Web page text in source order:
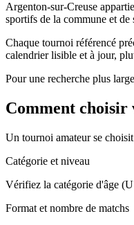
Argenton-sur-Creuse
sportifs de la commune et de
Chaque tournoi référencé
calendrier lisible et à jour,
Pour une recherche plus
Comment choisir
Un tournoi amateur se
Catégorie et niveau
Vérifiez la catégorie d'âge
Format et nombre de matchs